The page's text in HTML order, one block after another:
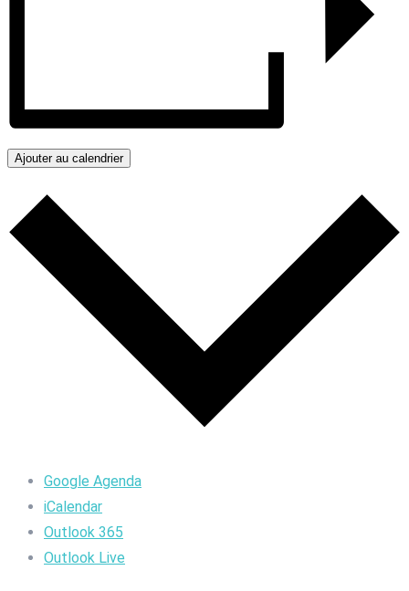
Ajouter au calendrier
Google Agenda
iCalendar
Outlook 365
Outlook Live